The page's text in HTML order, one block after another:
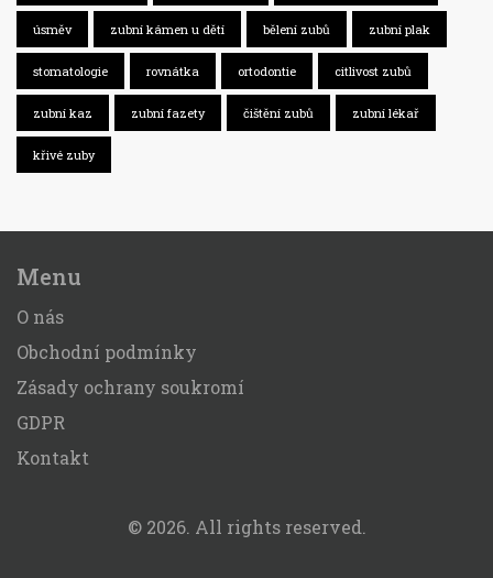
úsměv zubní kámen u dětí bělení zubů zubní plak
stomatologie rovnátka ortodontie citlivost zubů
zubní kaz zubní fazety čištění zubů zubní lékař
křivé zuby
Menu
O nás
Obchodní podmínky
Zásady ochrany soukromí
GDPR
Kontakt
© 2026. All rights reserved.